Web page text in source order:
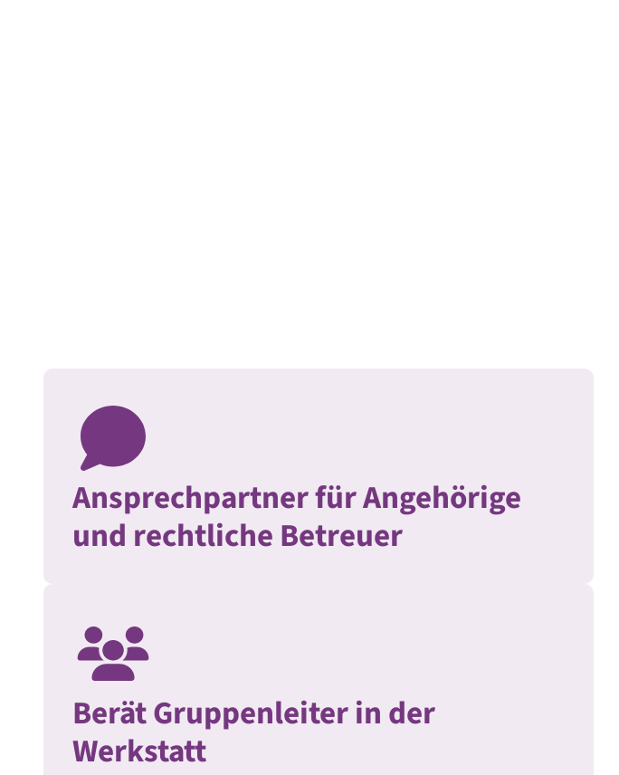
Ansprechpartner für Angehörige
und rechtliche Betreuer
Berät Gruppenleiter in der
Werkstatt